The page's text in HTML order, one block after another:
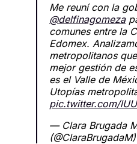
Me reuní con la
@delfinagomeza
comunes entre la
Edomex.
metropolitanos
mejor gestión de
es el Valle de
Utopías
pic.twitter.com/
— Clara Brugada
(@ClaraBrugadaM)